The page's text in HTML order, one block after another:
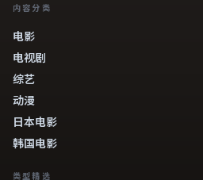
内容分类
电影
电视剧
综艺
动漫
日本电影
韩国电影
类型精选